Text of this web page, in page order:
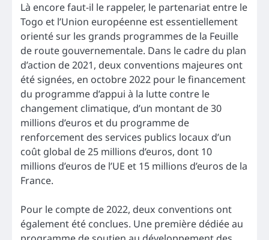
Là encore faut-il le rappeler, le partenariat entre le
Togo et l’Union européenne est essentiellement
orienté sur les grands programmes de la Feuille
de route gouvernementale. Dans le cadre du plan
d’action de 2021, deux conventions majeures ont
été signées, en octobre 2022 pour le financement
du programme d’appui à la lutte contre le
changement climatique, d’un montant de 30
millions d’euros et du programme de
renforcement des services publics locaux d’un
coût global de 25 millions d’euros, dont 10
millions d’euros de l’UE et 15 millions d’euros de la
France.
Pour le compte de 2022, deux conventions ont
également été conclues. Une première dédiée au